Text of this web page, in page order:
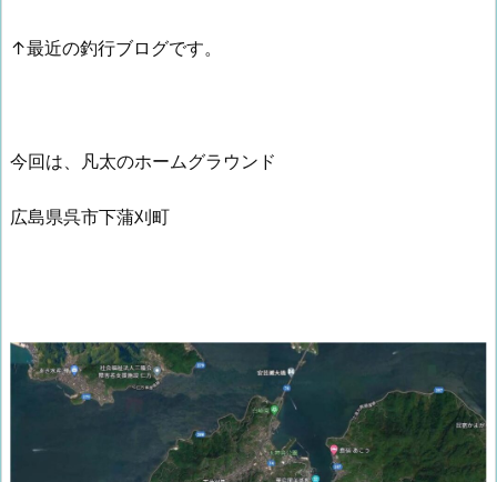
↑最近の釣行ブログです。
今回は、凡太のホームグラウンド
広島県呉市下蒲刈町